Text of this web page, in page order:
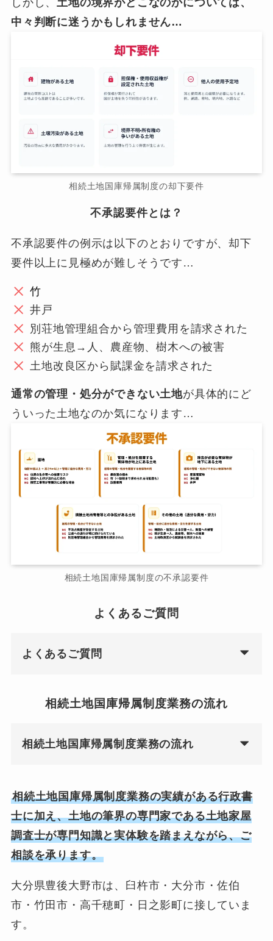
しかし、土地の境界がどこなのかについては、
中々判断に迷うかもしれません…
相続土地国庫帰属制度の却下要件
不承認要件とは？
不承認要件の例示は以下のとおりですが、却下
要件以上に見極めが難しそうです…
竹
井戸
別荘地管理組合から管理費用を請求された
熊が生息→人、農産物、樹木への被害
土地改良区から賦課金を請求された
通常の管理・処分ができない土地が具体的にど
ういった土地なのか気になります…
相続土地国庫帰属制度の不承認要件
よくあるご質問
よくあるご質問
相続土地国庫帰属制度業務の流れ
相続土地国庫帰属制度業務の流れ
相続土地国庫帰属制度業務の実績がある行政書
士に加え、土地の筆界の専門家である土地家屋
調査士が専門知識と実体験を踏まえながら、ご
相談を承ります。
大分県豊後大野市は、臼杵市・大分市・佐伯
市・竹田市・高千穂町・日之影町に接していま
す。